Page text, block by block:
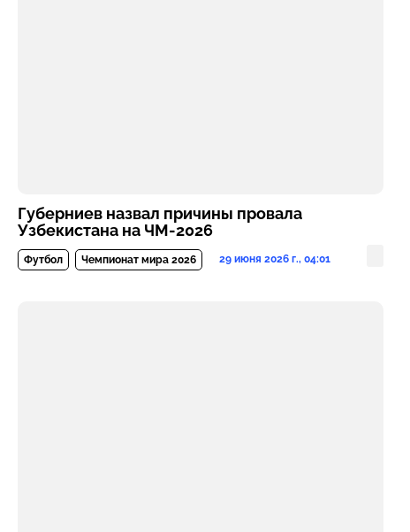
Губерниев назвал причины провала
Узбекистана на ЧМ-2026
Футбол Чемпионат мира 2026 29 июня 2026 г., 04:01